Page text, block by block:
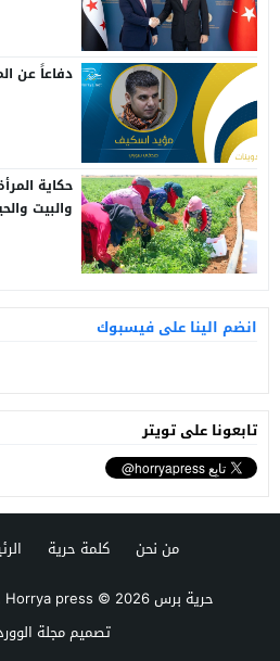
دفاعاً عن
حكاية
والبيت
انضم الينا على فيسبوك
تابعونا على تويتر
من نحن كلمة حرية
حرية برس Horrya press© 2026 جميع الحقوق محفوظة.
تصميممجلة